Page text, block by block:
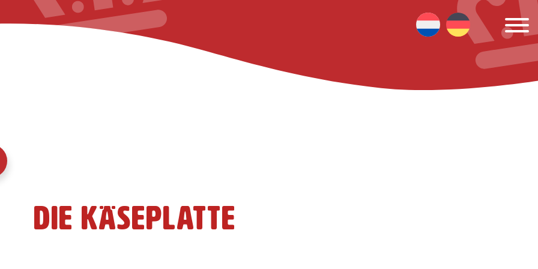
KaasKoning gebruikt cookies zodat je onze website optimaal kunt gebruiken. Met deze
wij en derde partijen je internetgedrag analyseren en je relevante informatie en
op deze en andere websites. Door gebruik te blijven maken van deze website of
Die Käseplatte